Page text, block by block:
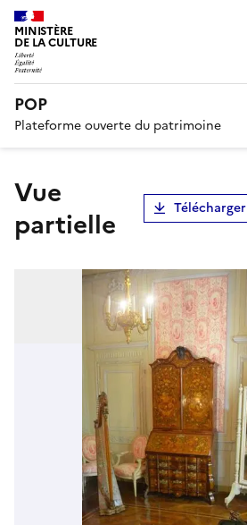
MINISTÈRE
DE LA CULTURE
POP
Plateforme ouverte du patrimoine
vue
partielle
Télécharger